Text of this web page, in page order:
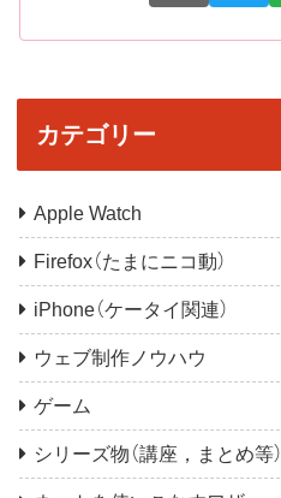
カテゴリー
Apple Watch
Firefox（たまにニコ動）
iPhone（ケータイ関連）
ウェブ制作ノウハウ
ゲーム
シリーズ物（講座，まとめ等）